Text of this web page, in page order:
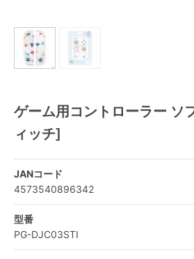
ゲーム用コントローラー ソ
ィッチ]
JANコード
4573540896342
型番
PG-DJC03STI